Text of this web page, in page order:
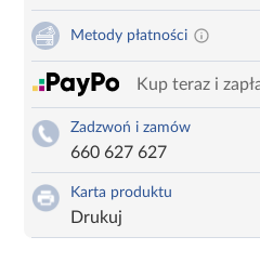
Metody płatności
Kup teraz i
Zadzwoń i zamów
660 627 627
Karta produktu
Drukuj